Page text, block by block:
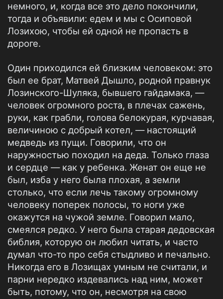
немного, и, когда все это дело покончили,
тогда и объявили: едем и мы с Осиповой
Лозихою, чтобы ей одной не пропасть в
дороге.
Один приходился ей близким человеком: это
был ее брат, Матвей Дышло, родной правнук
Лозинского-Шуляка, бывшего гайдамака, —
человек огромного роста, в плечах сажень,
руки, как грабли, голова белокурая, курчавая,
величиною с добрый котел, — настоящий
медведь из пущи. Говорили, что он
наружностью походил на деда. Только глаза
и сердце — как у ребенка. Женат он еще не
был, изба у него была плохая, а земли
столько, что если лечь такому огромному
человеку поперек полосы, то ноги уже
окажутся на чужой земле. Говорил мало,
смеялся редко. У него была старая дедовская
библия, которую он любил читать, и часто
думал что-то про себя стыдливо и печально.
Никогда его в Лозищах умным не считали, и
парни нередко издевались над ним, может
быть, потому, что он, несмотря на свою